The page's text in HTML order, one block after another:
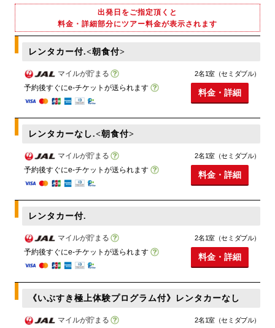
出発日をご指定頂くと
料金・詳細部分にツアー料金が表示されます
レンタカー付.<朝食付>
マイルが貯まる
予約後すぐにe-チケットが送られます
2名1室（セミダブル）
料金・詳細
レンタカーなし.<朝食付>
マイルが貯まる
予約後すぐにe-チケットが送られます
2名1室（セミダブル）
料金・詳細
レンタカー付.
マイルが貯まる
予約後すぐにe-チケットが送られます
2名1室（セミダブル）
料金・詳細
《いぶすき極上体験プログラム付》レンタカーなし
マイルが貯まる
2名1室（セミダブル）